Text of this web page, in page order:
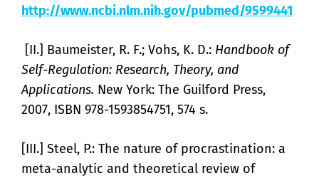
http://www.ncbi.nlm.nih.gov/pubmed/9599441
[II.] Baumeister, R. F.; Vohs, K. D.: Handbook of
Self-Regulation: Research, Theory, and
Applications. New York: The Guilford Press,
2007, ISBN 978-1593854751, 574 s.
[III.] Steel, P.: The nature of procrastination: a
meta-analytic and theoretical review of